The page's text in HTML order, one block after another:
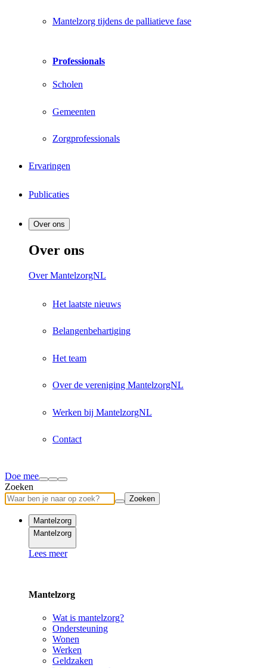
Mantelzorg tijdens de palliatieve fase
Professionals
Scholen
Gemeenten
Zorgprofessionals
Ervaringen
Publicaties
Over ons
Over ons
Over MantelzorgNL
Het laatste nieuws
Belangenbehartiging
Het team
Over de vereniging MantelzorgNL
Werken bij MantelzorgNL
Contact
Doe mee
Zoeken
Zoeken
Mantelzorg
Mantelzorg
Lees meer
Mantelzorg
Wat is mantelzorg?
Ondersteuning
Wonen
Werken
Geldzaken